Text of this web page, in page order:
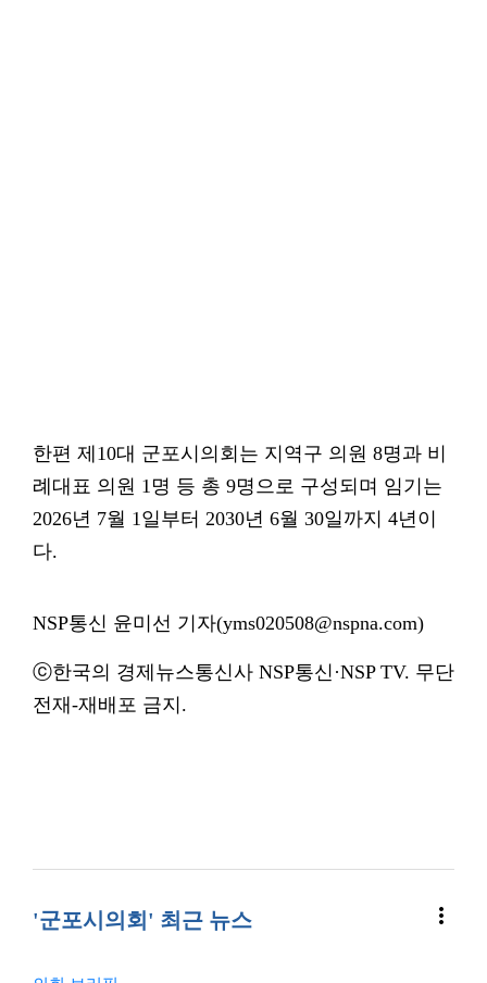
한편 제10대 군포시의회는 지역구 의원 8명과 비
례대표 의원 1명 등 총 9명으로 구성되며 임기는
2026년 7월 1일부터 2030년 6월 30일까지 4년이
다.
NSP통신 윤미선 기자(yms020508@nspna.com)
ⓒ한국의 경제뉴스통신사 NSP통신·NSP TV. 무단
전재-재배포 금지.
'군포시의회' 최근 뉴스 more_vert